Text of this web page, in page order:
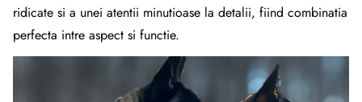
ridicate si a unei atentii minutioase la detalii, fiind combinatia
perfecta intre aspect si functie.